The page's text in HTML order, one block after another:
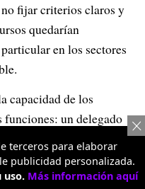
fijar criterios claros y
quedarían
en los sectores
capacidad de los
un delegado
de 400 municipios
ni financiera
que el proyecto
terceros para elaborar
publicidad personalizada.
uso. Más información aquí